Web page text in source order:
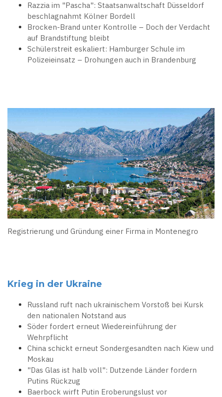
Razzia im "Pascha": Staatsanwaltschaft Düsseldorf
beschlagnahmt Kölner Bordell
Brocken-Brand unter Kontrolle – Doch der Verdacht
auf Brandstiftung bleibt
Schülerstreit eskaliert: Hamburger Schule im
Polizeieinsatz – Drohungen auch in Brandenburg
Registrierung und Gründung einer Firma in Montenegro
Krieg in der Ukraine
Russland ruft nach ukrainischem Vorstoß bei Kursk
den nationalen Notstand aus
Söder fordert erneut Wiedereinführung der
Wehrpflicht
China schickt erneut Sondergesandten nach Kiew und
Moskau
"Das Glas ist halb voll": Dutzende Länder fordern
Putins Rückzug
Baerbock wirft Putin Eroberungslust vor